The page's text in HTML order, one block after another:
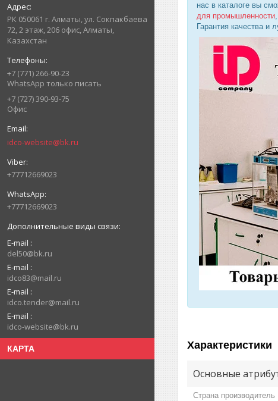
РК 050061 г. Алматы, ул. Сокпакбаева
72, 2 этаж, 206 офис, Алматы,
Казахстан
+7 (771) 266-90-23
WhatsApp только писать
+7 (727) 390-93-75
Офис
idco-website@bk.ru
+77712669023
+77712669023
E-mail
del50@bk.ru
E-mail
idco83@mail.ru
E-mail
idco.tender@mail.ru
E-mail
idco-website@bk.ru
КАРТА
нас в каталоге вы
для промышленности,
Гарантия качества и
Характеристики
Основные
Страна производитель